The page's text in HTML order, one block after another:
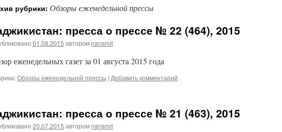
рубрики: Обзоры еженедельной прессы
пресса о прессе № 22 (464), 2015
01.08.2015 автором nansmit
еженедельных газет за 01 августа 2015 года
Обзоры еженедельной прессы | Добавить комментарий
пресса о прессе № 21 (463), 2015
20.07.2015 автором nansmit